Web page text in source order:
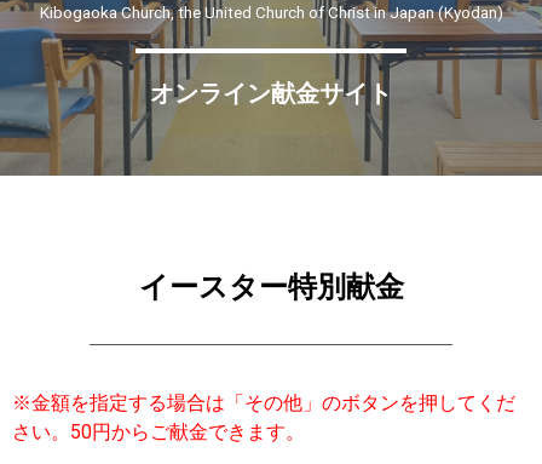
Kibogaoka Church, the United Church of Christ in Japan (Kyodan)
オンライン献金サイト
イースター特別献金
※金額を指定する場合は「その他」のボタンを押してくだ
さい。50円からご献金できます。